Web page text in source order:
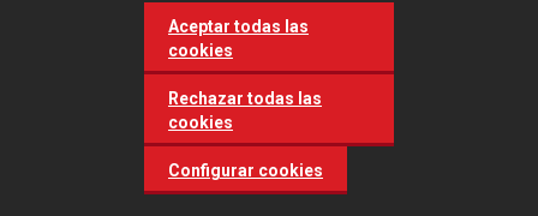
Aceptar todas las
cookies
Rechazar todas las
cookies
Configurar cookies